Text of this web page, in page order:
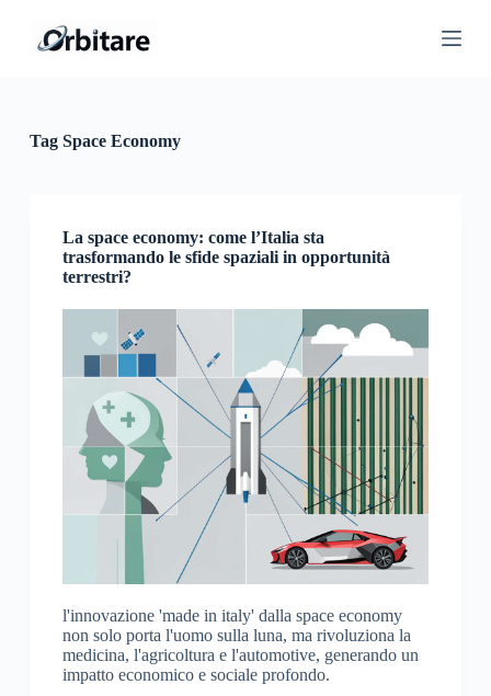
TagSpace Economy
La space economy: come l’Italia sta
trasformando le sfide spaziali in opportunità
terrestri?
l'innovazione 'made in italy' dalla space economy
non solo porta l'uomo sulla luna, ma rivoluziona la
medicina, l'agricoltura e l'automotive, generando un
impatto economico e sociale profondo.